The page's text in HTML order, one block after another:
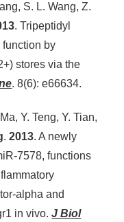
S. L. Wang, Z.
. Tripeptidyl
function by
stores via the
. 8(6): e66634.
Y. Teng, Y. Tian,
.2013. A newly
7578, functions
alpha and
in vivo.J Biol